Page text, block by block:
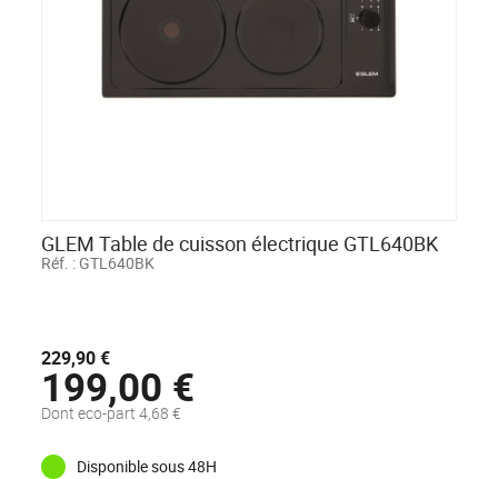
GLEM Table de cuisson électrique GTL640BK
Réf. : GTL640BK
229,90 €
199,00 €
Dont eco-part 4,68 €
Disponible sous 48H